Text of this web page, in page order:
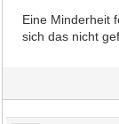
Eine Minderheit
sich das nicht